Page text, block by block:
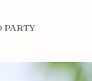
PARTY